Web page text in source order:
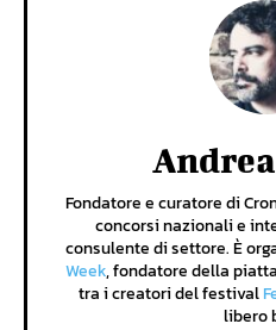
Fondatore e curatore di
concorsi nazionali e
consulente di settore. È
Week, fondatore della
tra i creatori del festival
libero